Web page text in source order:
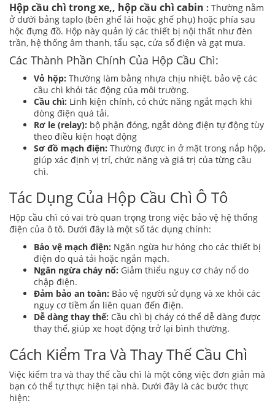
Hộp cầu chì trong xe,, hộp cầu chì cabin : Thường nằm
ở dưới bảng taplo (bên ghế lái hoặc ghế phụ) hoặc phía sau
hộc đựng đồ. Hộp này quản lý các thiết bị nội thất như đèn
trần, hệ thống âm thanh, tẩu sạc, cửa sổ điện và gạt mưa.
Các Thành Phần Chính Của Hộp Cầu Chì:
Vỏ hộp: Thường làm bằng nhựa chịu nhiệt, bảo vệ các
cầu chì khỏi tác động của môi trường.
Cầu chì: Linh kiện chính, có chức năng ngắt mạch khi
dòng điện quá tải.
Rơ le (relay): bộ phận đóng, ngắt dòng điện tự động tùy
theo điều kiện hoạt động
Sơ đồ mạch điện: Thường được in ở mặt trong nắp hộp,
giúp xác định vị trí, chức năng và giá trị của từng cầu
chì.
Tác Dụng Của Hộp Cầu Chì Ô Tô
Hộp cầu chì có vai trò quan trọng trong việc bảo vệ hệ thống
điện của ô tô. Dưới đây là một số tác dụng chính:
Bảo vệ mạch điện: Ngăn ngừa hư hỏng cho các thiết bị
điện do quá tải hoặc ngắn mạch.
Ngăn ngừa cháy nổ: Giảm thiểu nguy cơ cháy nổ do
chập điện.
Đảm bảo an toàn: Bảo vệ người sử dụng và xe khỏi các
nguy cơ tiềm ẩn liên quan đến điện.
Dễ dàng thay thế: Cầu chì bị cháy có thể dễ dàng được
thay thế, giúp xe hoạt động trở lại bình thường.
Cách Kiểm Tra Và Thay Thế Cầu Chì
Việc kiểm tra và thay thế cầu chì là một công việc đơn giản mà
bạn có thể tự thực hiện tại nhà. Dưới đây là các bước thực
hiện: